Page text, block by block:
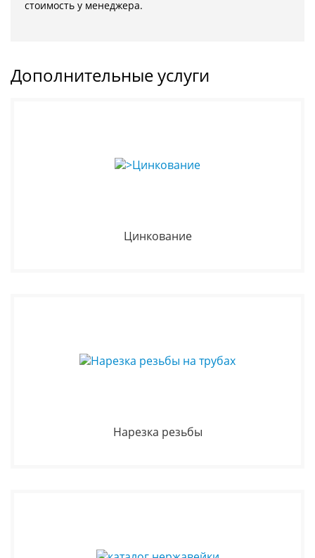
стоимость у менеджера.
Дополнительные услуги
Цинкование
Нарезка резьбы